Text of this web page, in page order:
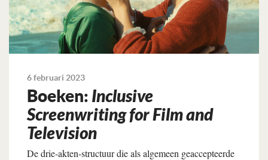
6 februari 2023
Boeken: Inclusive
Screenwriting for Film and
Television
De drie-akten-structuur die als algemeen geaccepteerde